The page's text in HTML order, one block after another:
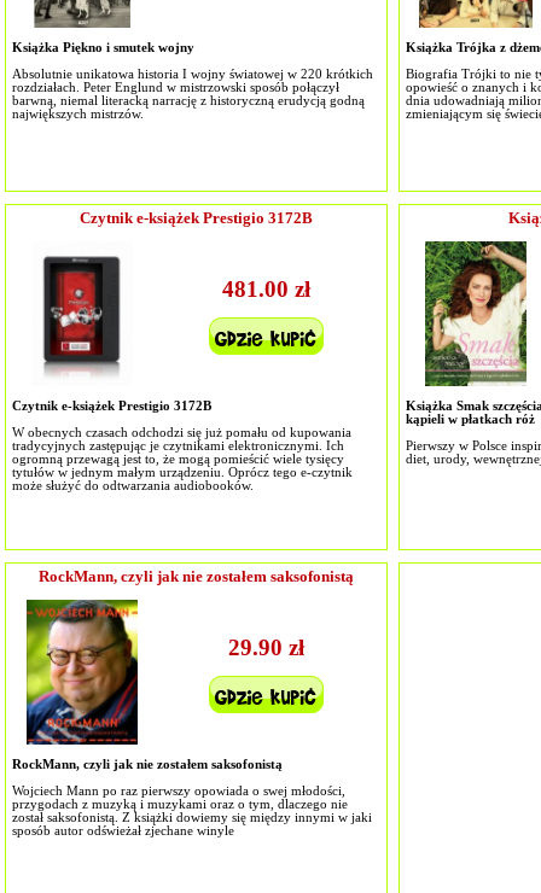
Książka Piękno i smutek wojny
Absolutnie unikatowa historia I wojny światowej w 220 krótkich
rozdziałach. Peter Englund w mistrzowski sposób połączył
barwną, niemal literacką narrację z historyczną erudycją godną
największych mistrzów.
Książka Trójka z
Biografia Trójki to nie
opowieść o znanych i
dnia udowadniają
zmieniającym się
Czytnik e-książek Prestigio 3172B
481.00 zł
Czytnik e-książek Prestigio 3172B
W obecnych czasach odchodzi się już pomału od kupowania
tradycyjnych zastępując je czytnikami elektronicznymi. Ich
ogromną przewagą jest to, że mogą pomieścić wiele tysięcy
tytułów w jednym małym urządzeniu. Oprócz tego e-czytnik
może służyć do odtwarzania audiobooków.
Książka Smak
kąpieli w płatkach róż
Pierwszy w Polsce
diet, urody,
RockMann, czyli jak nie zostałem saksofonistą
29.90 zł
RockMann, czyli jak nie zostałem saksofonistą
Wojciech Mann po raz pierwszy opowiada o swej młodości,
przygodach z muzyką i muzykami oraz o tym, dlaczego nie
został saksofonistą. Z książki dowiemy się między innymi w jaki
sposób autor odświeżał zjechane winyle